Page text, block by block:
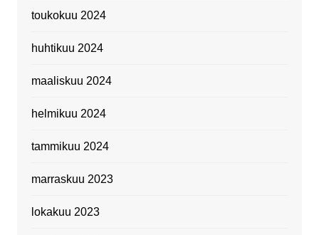
toukokuu 2024
huhtikuu 2024
maaliskuu 2024
helmikuu 2024
tammikuu 2024
marraskuu 2023
lokakuu 2023